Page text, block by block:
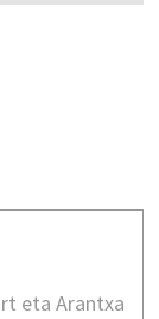
eta Arantxa